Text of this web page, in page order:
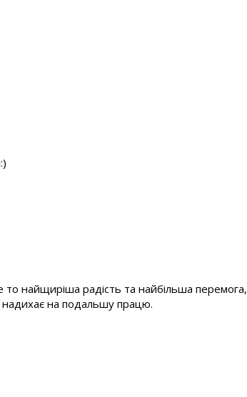
то найщиріша радість та найбільша перемога,
надихає на подальшу працю.